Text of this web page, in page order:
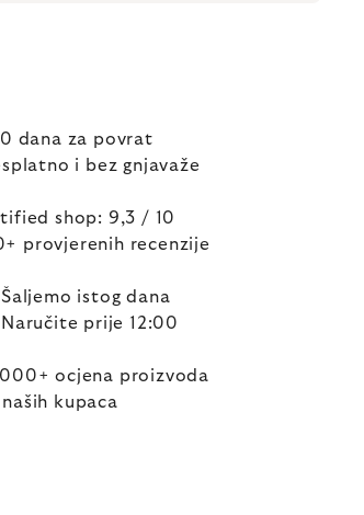
dana za povrat
i bez gnjavaže
shop: 9,3 / 10
provjerenih recenzije
Šaljemo istog dana
Naručite prije 12:00
ocjena proizvoda
kupaca